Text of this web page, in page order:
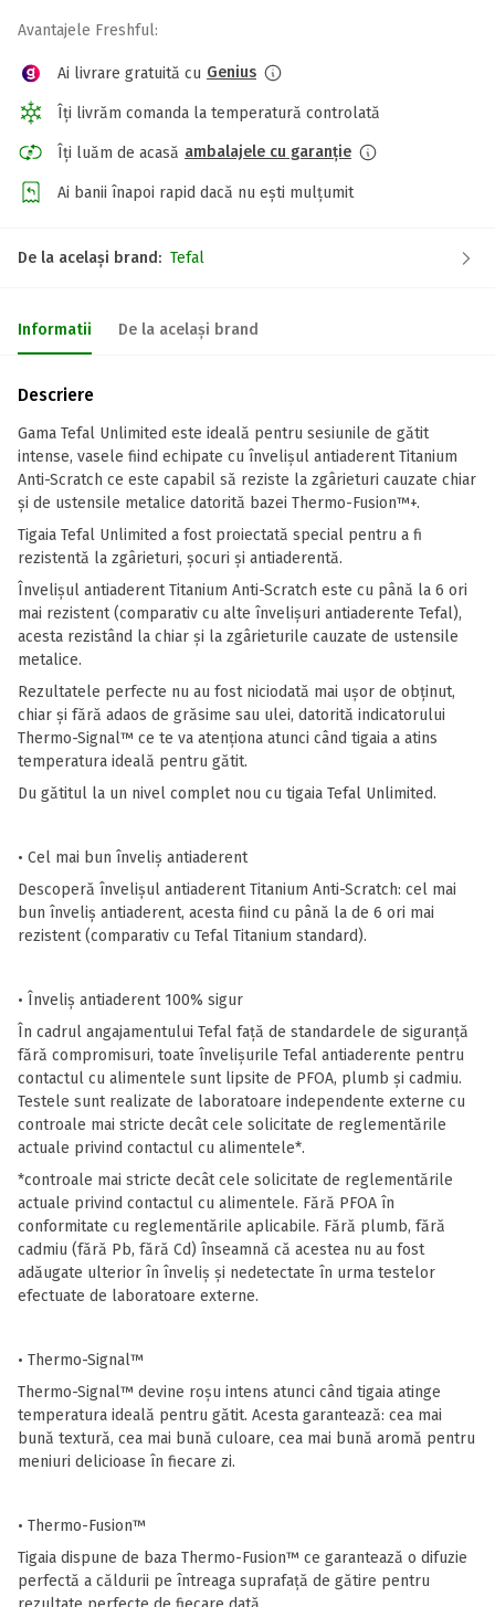
Avantajele Freshful:
Ai livrare gratuită cu Genius
Îți livrăm comanda la temperatură controlată
Îți luăm de acasă ambalajele cu garanție
Ai banii înapoi rapid dacă nu ești mulțumit
De la același brand: Tefal
Informatii De la același brand
Descriere
Gama Tefal Unlimited este ideală pentru sesiunile de gătit
intense, vasele fiind echipate cu învelișul antiaderent Titanium
Anti-Scratch ce este capabil să reziste la zgârieturi cauzate chiar
și de ustensile metalice datorită bazei Thermo-Fusion™+.
Tigaia Tefal Unlimited a fost proiectată special pentru a fi
rezistentă la zgârieturi, șocuri și antiaderentă.
Învelișul antiaderent Titanium Anti-Scratch este cu până la 6 ori
mai rezistent (comparativ cu alte învelișuri antiaderente Tefal),
acesta rezistând la chiar și la zgârieturile cauzate de ustensile
metalice.
Rezultatele perfecte nu au fost niciodată mai ușor de obținut,
chiar și fără adaos de grăsime sau ulei, datorită indicatorului
Thermo-Signal™ ce te va atenționa atunci când tigaia a atins
temperatura ideală pentru gătit.
Du gătitul la un nivel complet nou cu tigaia Tefal Unlimited.
• Cel mai bun înveliș antiaderent
Descoperă învelișul antiaderent Titanium Anti-Scratch: cel mai
bun înveliș antiaderent, acesta fiind cu până la de 6 ori mai
rezistent (comparativ cu Tefal Titanium standard).
• Înveliș antiaderent 100% sigur
În cadrul angajamentului Tefal față de standardele de siguranță
fără compromisuri, toate învelișurile Tefal antiaderente pentru
contactul cu alimentele sunt lipsite de PFOA, plumb și cadmiu.
Testele sunt realizate de laboratoare independente externe cu
controale mai stricte decât cele solicitate de reglementările
actuale privind contactul cu alimentele*.
*controale mai stricte decât cele solicitate de reglementările
actuale privind contactul cu alimentele. Fără PFOA în
conformitate cu reglementările aplicabile. Fără plumb, fără
cadmiu (fără Pb, fără Cd) înseamnă că acestea nu au fost
adăugate ulterior în înveliș și nedetectate în urma testelor
efectuate de laboratoare externe.
• Thermo-Signal™
Thermo-Signal™ devine roșu intens atunci când tigaia atinge
temperatura ideală pentru gătit. Acesta garantează: cea mai
bună textură, cea mai bună culoare, cea mai bună aromă pentru
meniuri delicioase în fiecare zi.
• Thermo-Fusion™
Tigaia dispune de baza Thermo-Fusion™ ce garantează o difuzie
perfectă a căldurii pe întreaga suprafață de gătire pentru